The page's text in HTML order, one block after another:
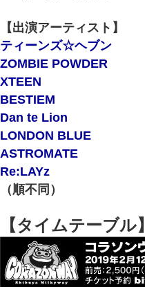
【出演アーティスト】
ティーンズ☆ヘブン
ZOMBIE POWDER
XTEEN
BESTIEM
Dan te Lion
LONDON BLUE
ASTROMATE
Re:LAYz
（順不同）
【タイムテーブル】